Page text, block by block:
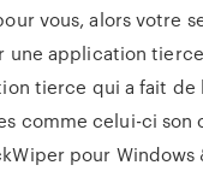
vous, alors votre
une application
tierce qui a fait de
comme celui-ci son
pour Windows